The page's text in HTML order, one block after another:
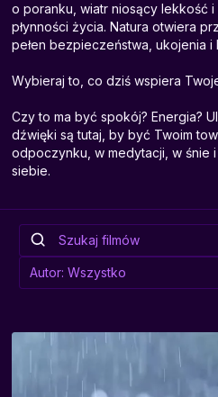
o poranku, wiatr niosący lekkość
płynności życia. Natura otwiera
pełen bezpieczeństwa, ukojenia i
Wybieraj to, co dziś wspiera
Czy to ma być spokój? Energia?
dźwięki są tutaj, by być Twoim
odpoczynku, w medytacji, w śnie
siebie.